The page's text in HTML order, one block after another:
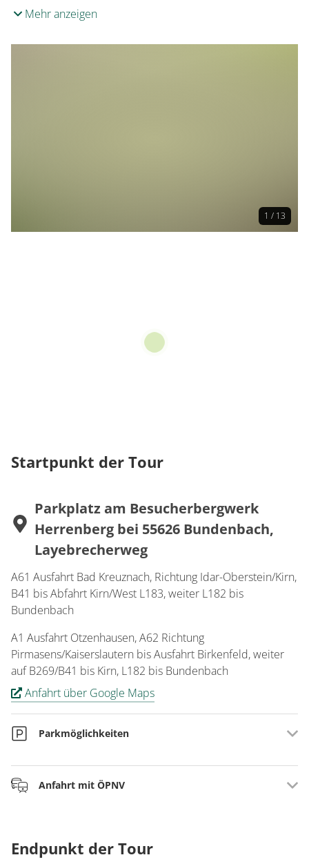
Mehr anzeigen
1 / 13
Startpunkt der Tour
Parkplatz am Besucherbergwerk
Herrenberg bei 55626 Bundenbach,
Layebrecherweg
A61 Ausfahrt Bad Kreuznach, Richtung Idar-Oberstein/Kirn,
B41 bis Abfahrt Kirn/West L183, weiter L182 bis
Bundenbach
A1 Ausfahrt Otzenhausen, A62 Richtung
Pirmasens/Kaiserslautern bis Ausfahrt Birkenfeld, weiter
auf B269/B41 bis Kirn, L182 bis Bundenbach
Anfahrt über Google Maps
Parkmöglichkeiten
Parkplatz Besucherbergwerk Herrenberg bei
Bundenbach, Layebrecherweg, Freizeitanlage
Anfahrt mit ÖPNV
Neubrücke/Baumholder - Idar-Oberstein - Bad Kreuznach
- Mainz (-Frankfurt)) bis Bahnhof Kirn. Weiter mit Buslinie
Endpunkt der Tour